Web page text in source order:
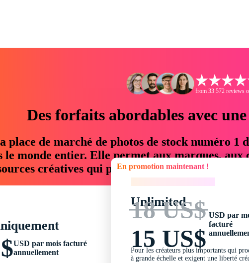
from 33 572 reviews
Des forfaits abordables avec
place de marché de photos de stock numéro 1
le monde entier. Elle permet aux marques,
créatives qui permettent d'économiser
USD par mois facturé
annuellement
En promotion maintenant !
Unlimited
18 US$
15 US$
USD par
facturé
Pour les créateurs plus importants qui
à grande échelle et exigent une liberté